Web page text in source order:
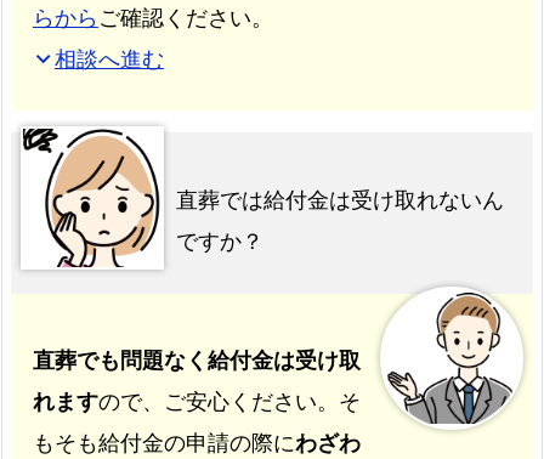
らからご確認ください。
expand_more相談へ進む
直葬では給付金は受け取れないん
ですか？
直葬でも問題なく給付金は受け取
れますので、ご安心ください。そ
もそも給付金の申請の際にわざわ